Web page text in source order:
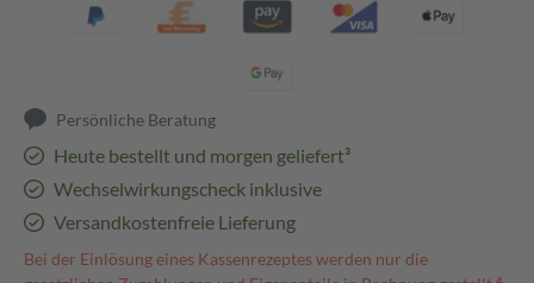
Persönliche Beratung
Heute bestellt und morgen geliefert³
Wechselwirkungscheck inklusive
Versandkostenfreie Lieferung
Bei der Einlösung eines Kassenrezeptes werden nur die